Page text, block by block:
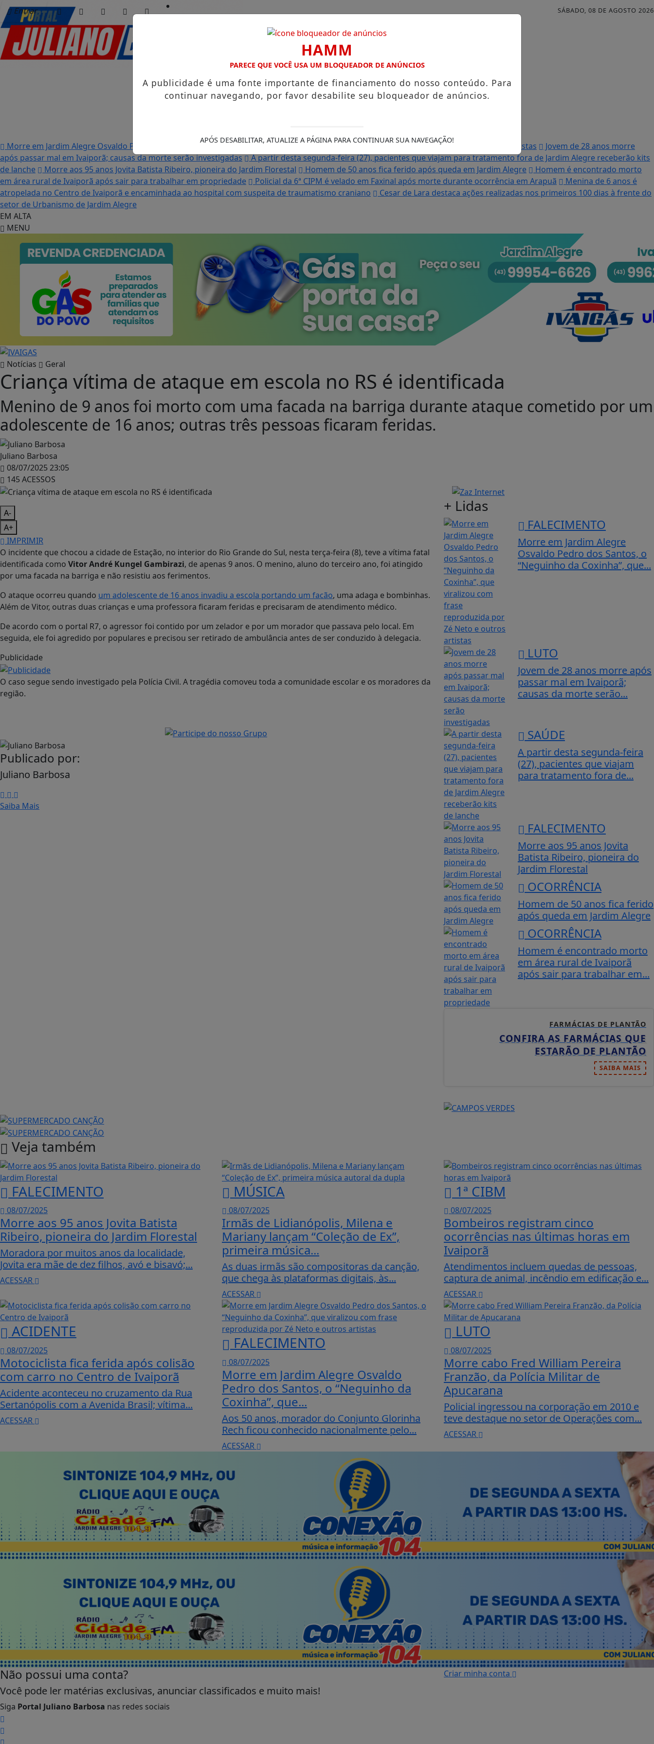
Entrar SÁBADO, 08 DE AGOSTO 2026
Início/
Vídeos/
Morre em Jardim Alegre Osvaldo Pedro dos Santos, o “Neguinho da Coxinha”, que viralizou com frase reproduzida por Zé Neto e outros artistas
Jovem de 28 anos morre
após passar mal em Ivaiporã; causas da morte serão investigadas
A partir desta segunda-feira (27), pacientes que viajam para tratamento fora de Jardim Alegre receberão kits
de lanche
Morre aos 95 anos Jovita Batista Ribeiro, pioneira do Jardim Florestal Homem de 50 anos fica ferido após queda em Jardim Alegre
Homem é encontrado morto
em área rural de Ivaiporã após sair para trabalhar em propriedade
Policial da 6ª CIPM é velado em Faxinal após morte durante ocorrência em Arapuã
Menina de 6 anos é
atropelada no Centro de Ivaiporã e encaminhada ao hospital com suspeita de traumatismo craniano
Cesar de Lara destaca ações realizadas nos primeiros 100 dias à frente do
setor de Urbanismo de Jardim Alegre
EM ALTA
MENU
Notícias Geral
Criança vítima de ataque em escola no RS é identificada
Menino de 9 anos foi morto com uma facada na barriga durante ataque cometido por um
adolescente de 16 anos; outras três pessoas ficaram feridas.
Juliano Barbosa
08/07/2025 23:05
145 ACESSOS
A-
A+
IMPRIMIR
O incidente que chocou a cidade de Estação, no interior do Rio Grande do Sul, nesta terça-feira (8), teve a vítima fatal
identificada como Vitor André Kungel Gambirazi, de apenas 9 anos. O menino, aluno do terceiro ano, foi atingido
por uma facada na barriga e não resistiu aos ferimentos.
O ataque ocorreu quando um adolescente de 16 anos invadiu a escola portando um facão, uma adaga e bombinhas.
Além de Vitor, outras duas crianças e uma professora ficaram feridas e precisaram de atendimento médico.
De acordo com o portal R7, o agressor foi contido por um zelador e por um morador que passava pelo local. Em
seguida, ele foi agredido por populares e precisou ser retirado de ambulância antes de ser conduzido à delegacia.
Publicidade
O caso segue sendo investigado pela Polícia Civil. A tragédia comoveu toda a comunidade escolar e os moradores da
região.
Publicado por:
Juliano Barbosa
Saiba Mais
+ Lidas
FALECIMENTO
Morre em Jardim Alegre
Osvaldo Pedro dos Santos, o
“Neguinho da Coxinha”, que...
LUTO
Jovem de 28 anos morre após
passar mal em Ivaiporã;
causas da morte serão...
SAÚDE
A partir desta segunda-feira
(27), pacientes que viajam
para tratamento fora de...
FALECIMENTO
Morre aos 95 anos Jovita
Batista Ribeiro, pioneira do
Jardim Florestal
OCORRÊNCIA
Homem de 50 anos fica ferido
após queda em Jardim Alegre
OCORRÊNCIA
Homem é encontrado morto
em área rural de Ivaiporã
após sair para trabalhar em...
FARMÁCIAS DE PLANTÃO
CONFIRA AS FARMÁCIAS QUE
ESTARÃO DE PLANTÃO
SAIBA MAIS
Veja também
FALECIMENTO
08/07/2025
Morre aos 95 anos Jovita Batista
Ribeiro, pioneira do Jardim Florestal
Moradora por muitos anos da localidade,
Jovita era mãe de dez filhos, avó e bisavó;...
ACESSAR
MÚSICA
08/07/2025
Irmãs de Lidianópolis, Milena e
Mariany lançam “Coleção de Ex”,
primeira música...
As duas irmãs são compositoras da canção,
que chega às plataformas digitais, às...
ACESSAR
1ª CIBM
08/07/2025
Bombeiros registram cinco
ocorrências nas últimas horas em
Ivaiporã
Atendimentos incluem quedas de pessoas,
captura de animal, incêndio em edificação e...
ACESSAR
ACIDENTE
08/07/2025
Motociclista fica ferida após colisão
com carro no Centro de Ivaiporã
Acidente aconteceu no cruzamento da Rua
Sertanópolis com a Avenida Brasil; vítima...
ACESSAR
FALECIMENTO
08/07/2025
Morre em Jardim Alegre Osvaldo
Pedro dos Santos, o “Neguinho da
Coxinha”, que...
Aos 50 anos, morador do Conjunto Glorinha
Rech ficou conhecido nacionalmente pelo...
ACESSAR
LUTO
08/07/2025
Morre cabo Fred William Pereira
Franzão, da Polícia Militar de
Apucarana
Policial ingressou na corporação em 2010 e
teve destaque no setor de Operações com...
ACESSAR
Não possui uma conta?
Você pode ler matérias exclusivas, anunciar classificados e muito mais!
Criar minha conta
Siga Portal Juliano Barbosa nas redes sociais
HAMM
PARECE QUE VOCÊ USA UM BLOQUEADOR DE ANÚNCIOS
A publicidade é uma fonte importante de financiamento do nosso conteúdo. Para
continuar navegando, por favor desabilite seu bloqueador de anúncios.
APÓS DESABILITAR, ATUALIZE A PÁGINA PARA CONTINUAR SUA NAVEGAÇÃO!